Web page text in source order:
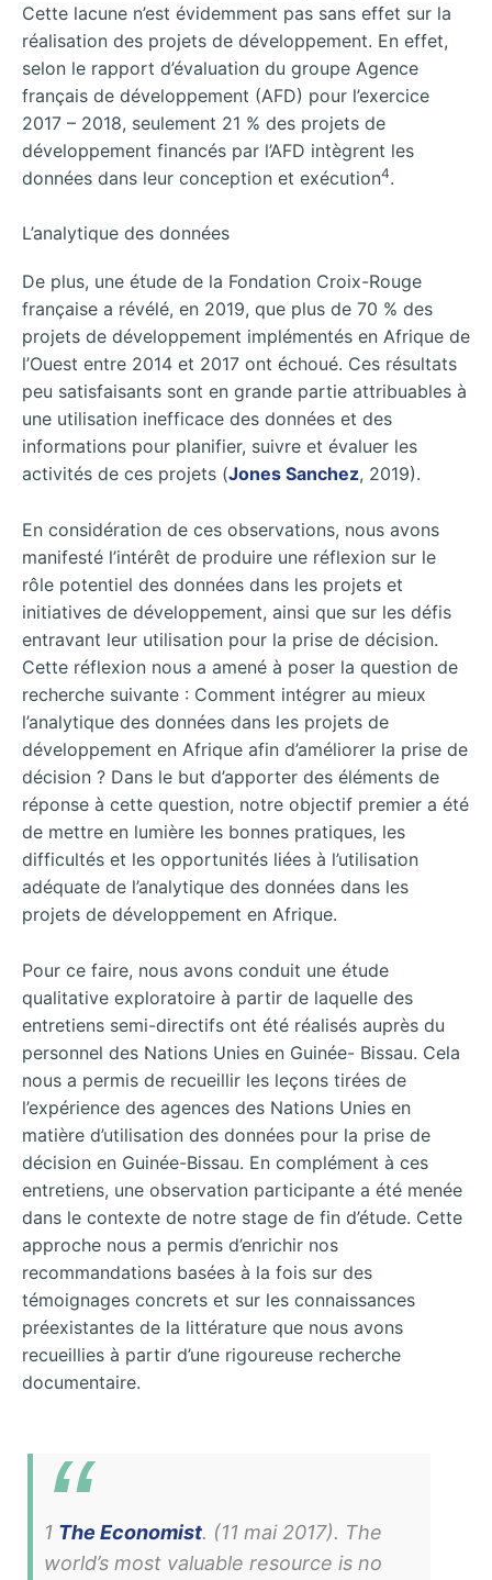
Cette lacune n’est évidemment pas sans effet sur la
réalisation des projets de développement. En effet,
selon le rapport d’évaluation du groupe Agence
français de développement (AFD) pour l’exercice
2017 – 2018, seulement 21 % des projets de
développement financés par l’AFD intègrent les
données dans leur conception et exécution4.
L’analytique des données
De plus, une étude de la Fondation Croix-Rouge
française a révélé, en 2019, que plus de 70 % des
projets de développement implémentés en Afrique de
l’Ouest entre 2014 et 2017 ont échoué. Ces résultats
peu satisfaisants sont en grande partie attribuables à
une utilisation inefficace des données et des
informations pour planifier, suivre et évaluer les
activités de ces projets (Jones Sanchez, 2019).
En considération de ces observations, nous avons
manifesté l’intérêt de produire une réflexion sur le
rôle potentiel des données dans les projets et
initiatives de développement, ainsi que sur les défis
entravant leur utilisation pour la prise de décision.
Cette réflexion nous a amené à poser la question de
recherche suivante : Comment intégrer au mieux
l’analytique des données dans les projets de
développement en Afrique afin d’améliorer la prise de
décision ? Dans le but d’apporter des éléments de
réponse à cette question, notre objectif premier a été
de mettre en lumière les bonnes pratiques, les
difficultés et les opportunités liées à l’utilisation
adéquate de l’analytique des données dans les
projets de développement en Afrique.
Pour ce faire, nous avons conduit une étude
qualitative exploratoire à partir de laquelle des
entretiens semi-directifs ont été réalisés auprès du
personnel des Nations Unies en Guinée- Bissau. Cela
nous a permis de recueillir les leçons tirées de
l’expérience des agences des Nations Unies en
matière d’utilisation des données pour la prise de
décision en Guinée-Bissau. En complément à ces
entretiens, une observation participante a été menée
dans le contexte de notre stage de fin d’étude. Cette
approche nous a permis d’enrichir nos
recommandations basées à la fois sur des
témoignages concrets et sur les connaissances
préexistantes de la littérature que nous avons
recueillies à partir d’une rigoureuse recherche
documentaire.
1 The Economist. (11 mai 2017). The
world’s most valuable resource is no